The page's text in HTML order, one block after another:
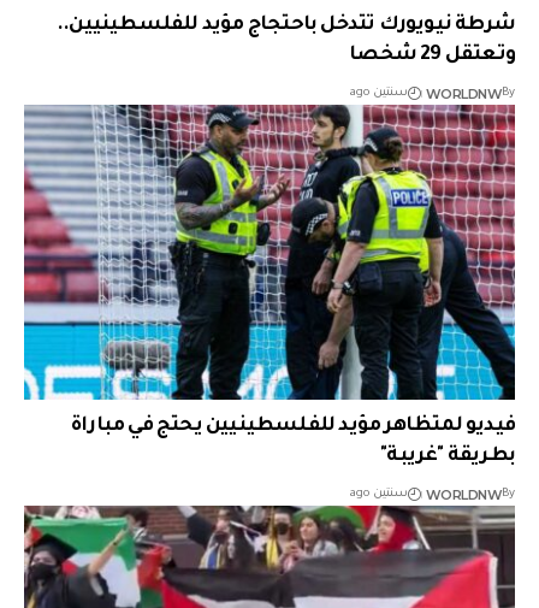
شرطة نيويورك تتدخل باحتجاج مؤيد للفلسطينيين..
وتعتقل 29 شخصا
By
WORLDNW سنتين ago
فيديو لمتظاهر مؤيد للفلسطينيين يحتج في مباراة
بطريقة "غريبة"
By
WORLDNW سنتين ago